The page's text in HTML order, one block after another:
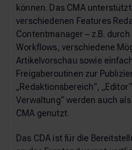
können. Das CMA
verschiedenen Features
Contentmanager – z.B.
Workflows, verschiedene
Artikelvorschau sowie
Freigaberoutinen zur
„Redaktionsbereich“,
Verwaltung“ werden auch
CMA genutzt.
Das CDA ist für die